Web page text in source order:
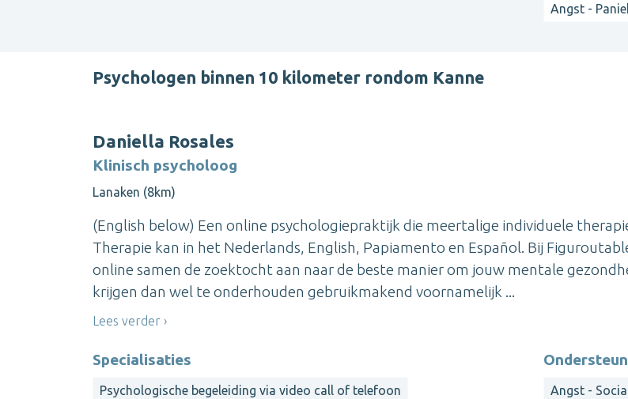
Angst -
Psychologen binnen 10 kilometer rondom Kanne
Daniella Rosales
Klinisch psycholoog
Lanaken (8km)
(English below) Een online psychologiepraktijk die meertalige individuele
Therapie kan in het Nederlands, English, Papiamento en Español. Bij
online samen de zoektocht aan naar de beste manier om jouw mentale
krijgen dan wel te onderhouden gebruikmakend voornamelijk ...
Lees verder
Specialisaties
Psychologische begeleiding via video call of telefoon Angst -